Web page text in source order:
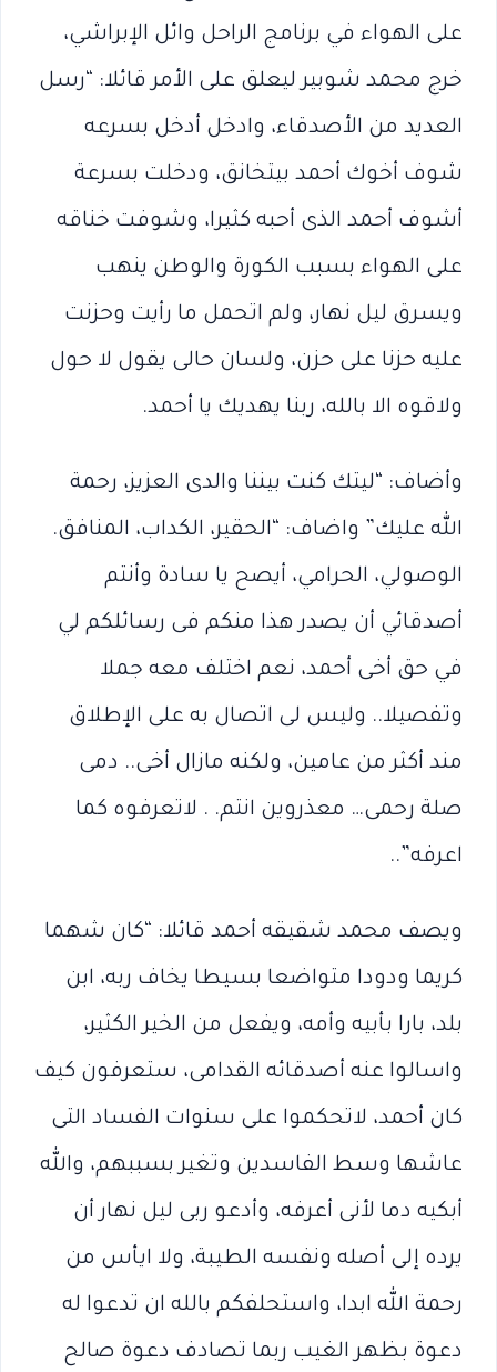
على الهواء في برنامج الراحل وائل الإبراشي،
خرج محمد شوبير ليعلق على الأمر قائلا: “رسل
العديد من الأصدقاء، وادخل أدخل بسرعه
شوف أخوك أحمد بيتخانق، ودخلت بسرعة
أشوف أحمد الذى أحبه كثيرا، وشوفت خناقه
على الهواء بسبب الكورة والوطن ينهب
ويسرق ليل نهار، ولم اتحمل ما رأيت وحزنت
عليه حزنا على حزن، ولسان حالى يقول لا حول
وﻻقوه الا بالله، ربنا يهديك يا أحمد.
وأضاف: “ليتك كنت بيننا والدى العزيز، رحمة
الله عليك” واضاف: “الحقير، الكداب، المنافق.
الوصولي، الحرامي، أيصح يا سادة وأنتم
أصدقائي أن يصدر هذا منكم فى رسائلكم لي
في حق أخى أحمد، نعم اختلف معه جملا
وتفصيلا.. وليس لى اتصال به على الإطلاق
مند أكثر من عامين، ولكنه مازال أخى.. دمى
صلة رحمى… معذروين انتم. . لاتعرفوه كما
اعرفه”..
ويصف محمد شقيقه أحمد قائلا: “كان شهما
كريما ودودا متواضعا بسيطا يخاف ربه، ابن
بلد، بارا بأبيه وأمه، ويفعل من الخير الكثير،
واسالوا عنه أصدقائه القدامى، ستعرفون كيف
كان أحمد، لاتحكموا على سنوات الفساد التى
عاشها وسط الفاسدين وتغير بسببهم، والله
أبكيه دما لأنى أعرفه، وأدعو ربى ليل نهار أن
يرده إلى أصله ونفسه الطيبة، وﻻ ايأس من
رحمة الله ابدا، واستحلفكم بالله ان تدعوا له
دعوة بظهر الغيب ربما تصادف دعوة صالح